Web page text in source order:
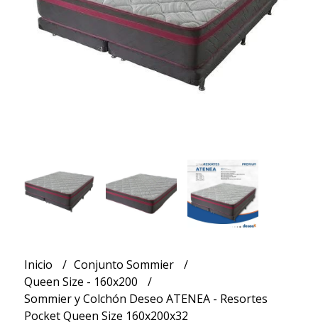
Inicio
Conjunto Sommier
Queen Size - 160x200
Sommier y Colchón Deseo ATENEA - Resortes
Pocket Queen Size 160x200x32